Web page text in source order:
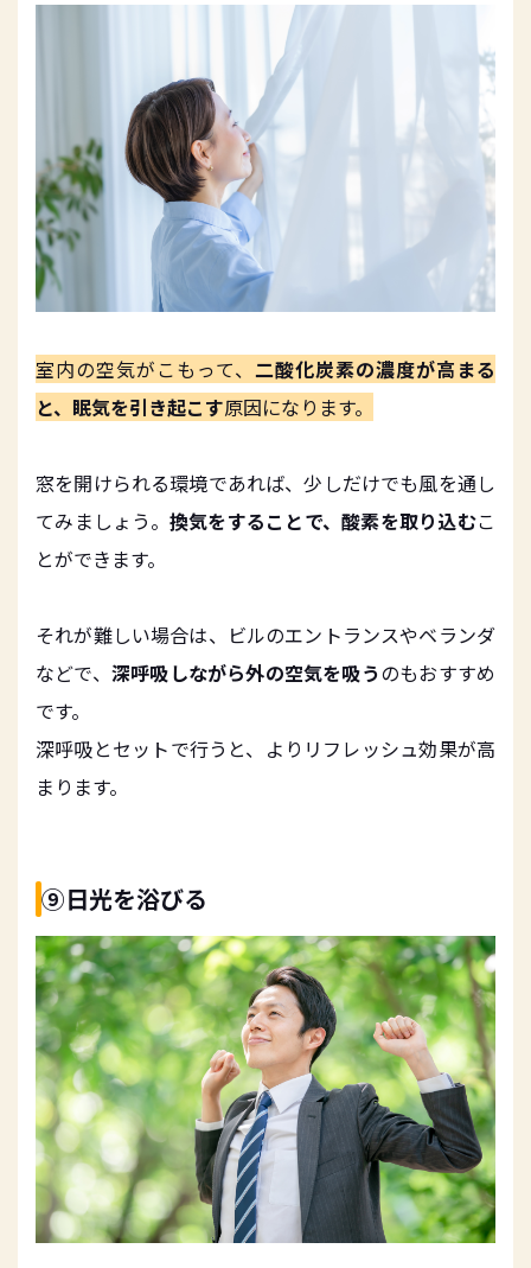
室内の空気がこもって、 二酸化炭素の濃度が高まる
と、眠気を引き起こす原因になります。
窓を開けられる環境であれば、少しだけでも風を通し
てみましょう。 換気をすることで、酸素を取り込むこ
とができます。
それが難しい場合は、ビルのエントランスやベランダ
などで、 深呼吸しながら外の空気を吸うのもおすすめ
です。
深呼吸とセットで行うと、よりリフレッシュ効果が高
まります。
⑨日光を浴びる